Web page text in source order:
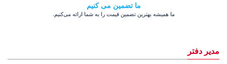
ما تضمین می کنیم
ما همیشه بهترین تضمین قیمت را به شما ارائه می‌کنیم.
مدیر دفتر